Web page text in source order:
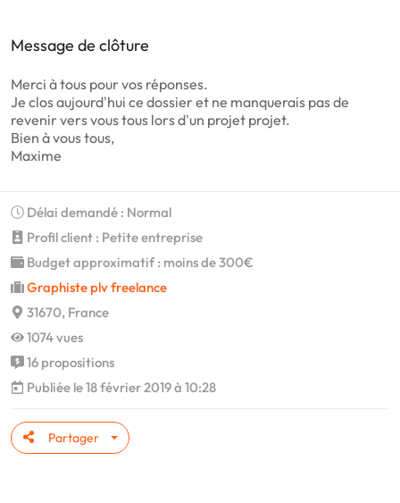
Message de clôture
Merci à tous pour vos réponses.
Je clos aujourd'hui ce dossier et ne manquerais pas de
revenir vers vous tous lors d'un projet projet.
Bien à vous tous,
Maxime
Délai demandé : Normal
Profil client : Petite entreprise
Budget approximatif : moins de 300€
Graphiste plv freelance
31670, France
1074 vues
16 propositions
Publiée le 18 février 2019 à 10:28
Partager